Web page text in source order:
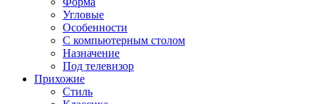
Угловые
Особенности
С компьютерным столом
Назначение
Под телевизор
Прихожие
Стиль